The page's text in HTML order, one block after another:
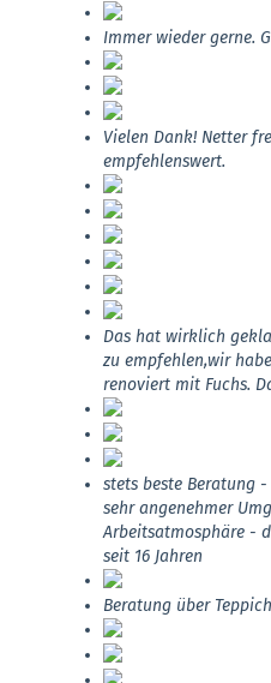
Immer wieder gerne.
Vielen Dank! Netter
empfehlenswert.
Das hat wirklich
zu empfehlen,wir
renoviert mit Fuchs.
stets beste Beratung
sehr angenehmer
Arbeitsatmosphäre -
seit 16 Jahren
Beratung über